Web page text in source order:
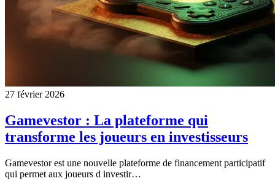
27 février 2026
Gamevestor : La plateforme qui
transforme les joueurs en investisseurs
Gamevestor est une nouvelle plateforme de financement participatif
qui permet aux joueurs d investir…